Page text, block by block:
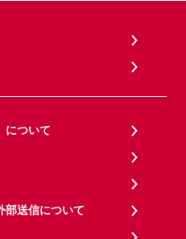
について
部送信について